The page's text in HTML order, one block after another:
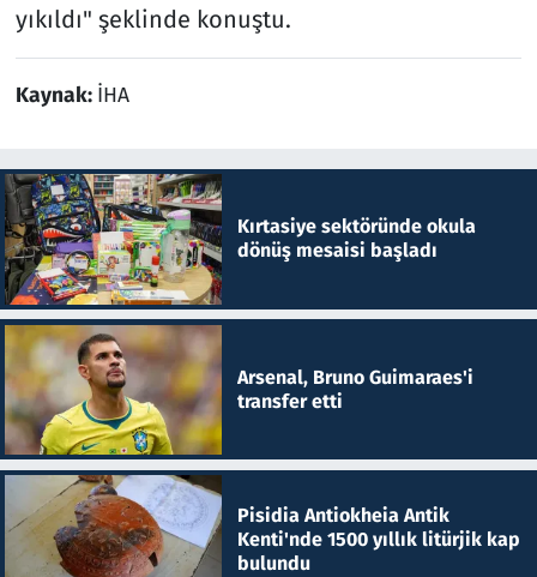
yıkıldı" şeklinde konuştu.
Kaynak: İHA
Kırtasiye sektöründe okula
dönüş mesaisi başladı
Arsenal, Bruno Guimaraes'i
transfer etti
Pisidia Antiokheia Antik
Kenti'nde 1500 yıllık litürjik kap
bulundu